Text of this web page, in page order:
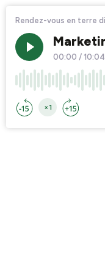
Rendez-vous en terre
00:00 / 10:04
×1